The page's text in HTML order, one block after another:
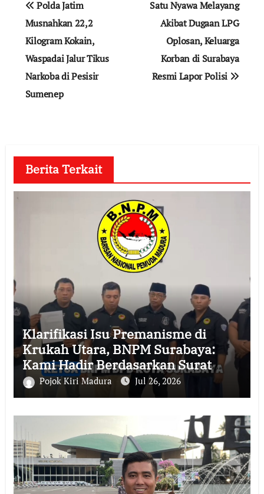
pos
Polda Jatim
Musnahkan 22,2
Kilogram Kokain,
Waspadai Jalur Tikus
Narkoba di Pesisir
Sumenep
Satu Nyawa Melayang
Akibat Dugaan LPG
Oplosan, Keluarga
Korban di Surabaya
Resmi Lapor Polisi
Berita Terkait
Klarifikasi Isu Premanisme di
Krukah Utara, BNPM Surabaya:
Kami Hadir Berdasarkan Surat
Tugas Resmi
Pojok Kiri Madura Jul 26, 2026